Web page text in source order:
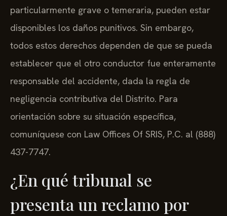
particularmente grave o temeraria, pueden estar
disponibles los daños punitivos. Sin embargo,
todos estos derechos dependen de que se pueda
establecer que el otro conductor fue enteramente
responsable del accidente, dada la regla de
negligencia contributiva del Distrito. Para
orientación sobre su situación específica,
comuníquese con Law Offices Of SRIS, P.C. al (888)
437-7747.
¿En qué tribunal se
presenta un reclamo por